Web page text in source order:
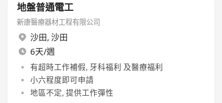
地盤普通電工
新康醫療器材工程有限公司
沙田, 沙田
6天/週
有超時工作補假, 牙科福利 及醫療福利
小六程度即可申請
地區不定, 提供工作彈性